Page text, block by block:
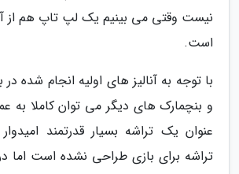
نیست وقتی می بینیم یک لپ تاپ هم از
است.
با توجه به آنالیز های اولیه انجام شده
عنوان یک تراشه بسیار قدرتمند
تراشه برای بازی طراحی نشده است اما